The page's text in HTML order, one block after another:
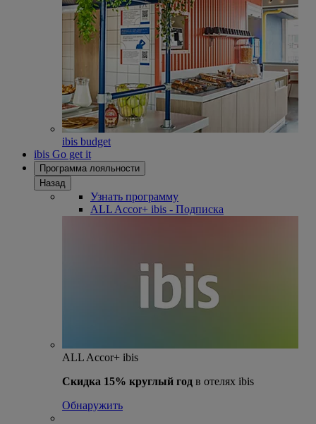
ibis budget
ibis Go get it
Программа лояльности
Назад
Узнать программу
ALL Accor+ ibis - Подписка
ALL Accor+ ibis
Скидка 15% круглый год в отелях ibis
Обнаружить